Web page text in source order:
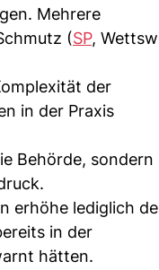
Mehrere
(SP,
der
in der Praxis
Behörde, sondern
erhöhe lediglich
in der
hätten.